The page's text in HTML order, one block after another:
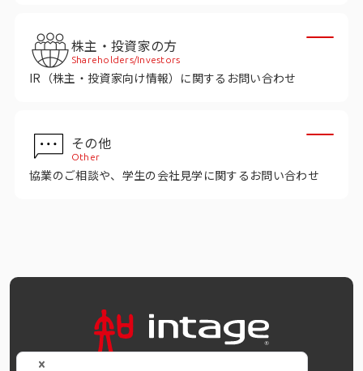
株主・投資家の方
Shareholders/Investors
IR（株主・投資家向け情報）に関するお問い合わせ
その他
Other
協業のご相談や、学生の会社見学に関するお問い合わせ